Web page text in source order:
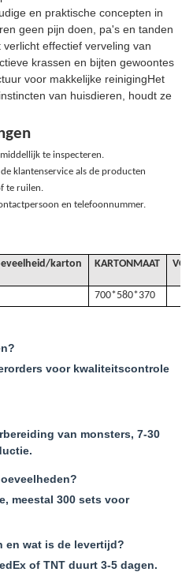
en praktische concepten in
geen pijn doen, pa's en tanden
effectief verveling van
krassen en bijten gewoontes
voor makkelijke reinigingHet
van huisdieren, houdt ze
te inspecteren.
klantenservice als de producten
te ruilen.
en telefoonnummer.
karton KARTONMAAT
700*580*370
voor kwaliteitscontrole
van monsters, 7-30
meestal 300 sets voor
en wat is de levertijd?
of TNT duurt 3-5 dagen.